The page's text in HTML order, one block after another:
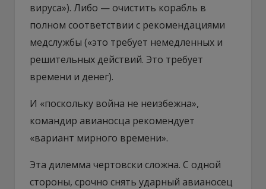
вируса»). Либо — очистить корабль в
полном соответствии с рекомендациями
медслужбы («это требует немедленных и
решительных действий. Это требует
времени и денег).
И «поскольку война не неизбежна»,
командир авианосца рекомендует
«вариант мирного времени».
Эта дилемма чертовски сложна. С одной
стороны, срочно снять ударный авианосец